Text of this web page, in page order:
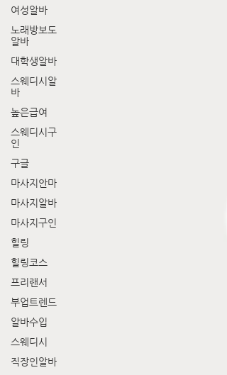
여성알바
노래방보도
알바
대학생알바
스웨디시알
바
높은급여
스웨디시구
인
구글
마사지안마
마사지알바
마사지구인
힐링
힐링코스
프리랜서
부업트렌드
알바수입
스웨디시
직장인알바